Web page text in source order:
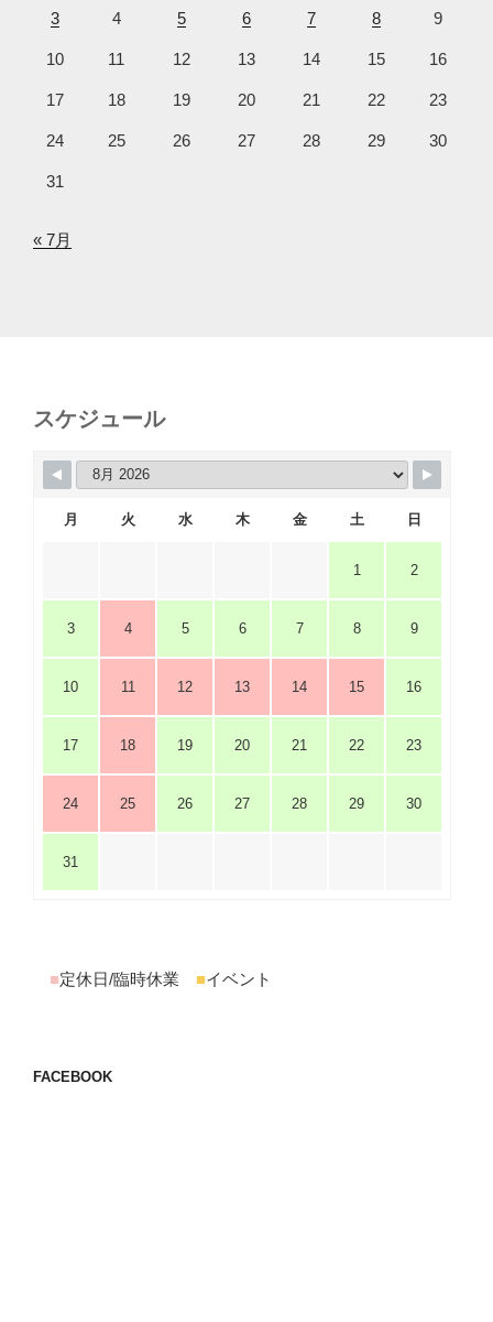
3 4 5 6 7 8 9
10 11 12 13 14 15 16
17 18 19 20 21 22 23
24 25 26 27 28 29 30
31
« 7月
スケジュール
月 火 水 木 金 土 日
1 2
3 4 5 6 7 8 9
10 11 12 13 14 15 16
17 18 19 20 21 22 23
24 25 26 27 28 29 30
31
■定休日/臨時休業 ■イベント
FACEBOOK